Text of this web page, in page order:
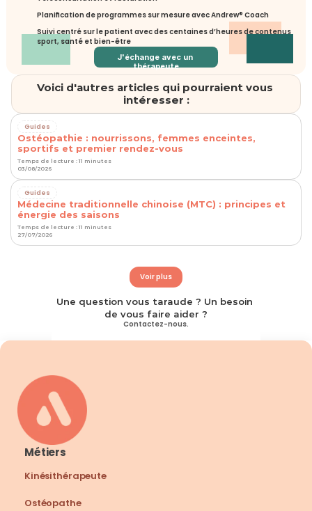
Planification de programmes sur mesure avec Andrew® Coach
Suivi centré sur le patient avec des centaines d’heures de contenus
sport, santé et bien-être
J'échange avec un
thérapeute
Voici d'autres articles qui pourraient vous
intéresser :
Guides
Ostéopathie : nourrissons, femmes enceintes,
sportifs et premier rendez-vous
Temps de lecture : 11 minutes
03/08/2026
Guides
Médecine traditionnelle chinoise (MTC) : principes et
énergie des saisons
Temps de lecture : 11 minutes
27/07/2026
Voir plus
Une question vous taraude ? Un besoin
de vous faire aider ?
Contactez-nous.
Métiers
Ostéopathe
Kinésithérapeute